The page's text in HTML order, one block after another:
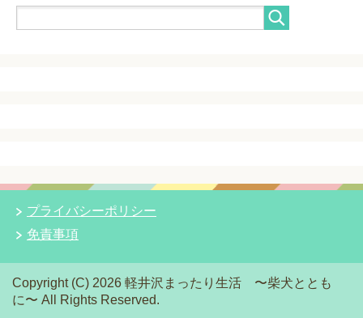
プライバシーポリシー
免責事項
Copyright (C) 2026 軽井沢まったり生活 〜柴犬ととも
に〜 All Rights Reserved.